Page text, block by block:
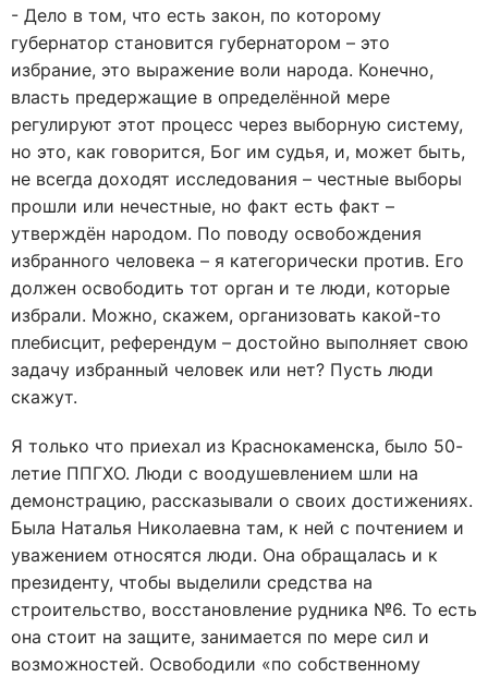
- Дело в том, что есть закон, по которому
губернатор становится губернатором – это
избрание, это выражение воли народа. Конечно,
власть предержащие в определённой мере
регулируют этот процесс через выборную систему,
но это, как говорится, Бог им судья, и, может быть,
не всегда доходят исследования – честные выборы
прошли или нечестные, но факт есть факт –
утверждён народом. По поводу освобождения
избранного человека – я категорически против. Его
должен освободить тот орган и те люди, которые
избрали. Можно, скажем, организовать какой-то
плебисцит, референдум – достойно выполняет свою
задачу избранный человек или нет? Пусть люди
скажут.
Я только что приехал из Краснокаменска, было 50-
летие ППГХО. Люди с воодушевлением шли на
демонстрацию, рассказывали о своих достижениях.
Была Наталья Николаевна там, к ней с почтением и
уважением относятся люди. Она обращалась и к
президенту, чтобы выделили средства на
строительство, восстановление рудника №6. То есть
она стоит на защите, занимается по мере сил и
возможностей. Освободили «по собственному